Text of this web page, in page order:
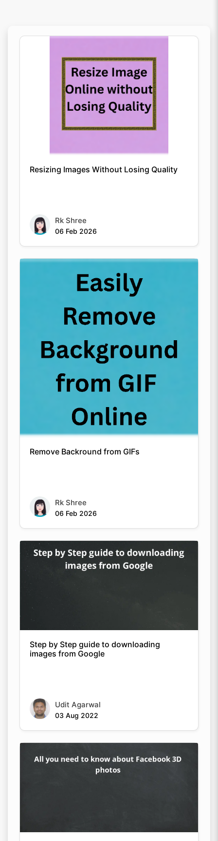
Resizing Images Without Losing Quality
Rk Shree
06 Feb 2026
Remove Backround from GIFs
Rk Shree
06 Feb 2026
Step by Step guide to downloading
images from Google
Udit Agarwal
03 Aug 2022